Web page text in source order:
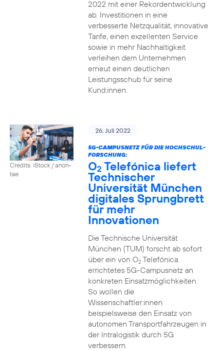
2022 mit einer Rekordentwicklung
ab. Investitionen in eine
verbesserte Netzqualität, innovative
Tarife, einen exzellenten Service
sowie in mehr Nachhaltigkeit
verleihen dem Unternehmen
erneut einen deutlichen
Leistungsschub für seine
Kund:innen.
Credits: iStock / anon-
tae
26. Juli 2022
5G-CAMPUSNETZ FÜR DIE HOCHSCHUL-
FORSCHUNG:
O2 Telefónica liefert
Technischer
Universität München
digitales Sprungbrett
für mehr
Innovationen
Die Technische Universität
München (TUM) forscht ab sofort
über ein von O2Telefónica
errichtetes 5G-Campusnetz an
konkreten Einsatzmöglichkeiten.
So wollen die
Wissenschaftler:innen
beispielsweise den Einsatz von
autonomen Transportfahrzeugen in
der Intralogistik durch 5G
verbessern.